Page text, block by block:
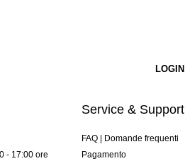
- 17:00 ore
Service & Support
FAQ | Domande frequenti
Pagamento